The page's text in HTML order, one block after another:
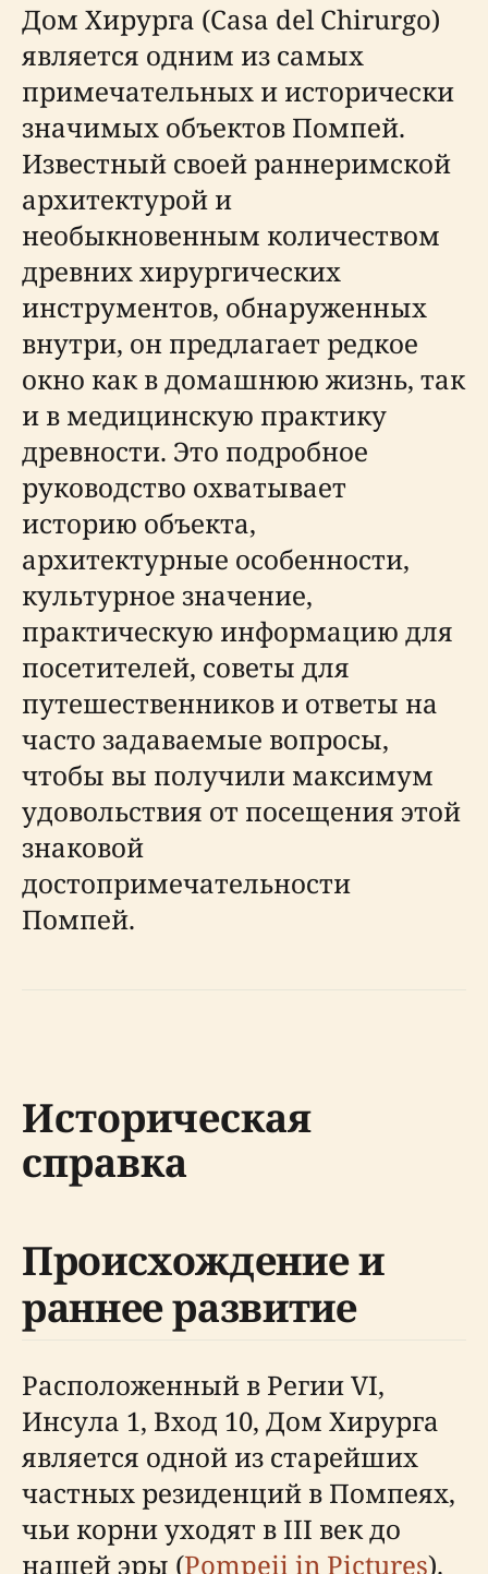
Дом Хирурга (Casa del Chirurgo)
является одним из самых
примечательных и исторически
значимых объектов Помпей.
Известный своей раннеримской
архитектурой и
необыкновенным количеством
древних хирургических
инструментов, обнаруженных
внутри, он предлагает редкое
окно как в домашнюю жизнь, так
и в медицинскую практику
древности. Это подробное
руководство охватывает
историю объекта,
архитектурные особенности,
культурное значение,
практическую информацию для
посетителей, советы для
путешественников и ответы на
часто задаваемые вопросы,
чтобы вы получили максимум
удовольствия от посещения этой
знаковой
достопримечательности
Помпей.
Историческая
справка
Происхождение и
раннее развитие
Расположенный в Регии VI,
Инсула 1, Вход 10, Дом Хирурга
является одной из старейших
частных резиденций в Помпеях,
чьи корни уходят в III век до
нашей эры (Pompeii in Pictures).